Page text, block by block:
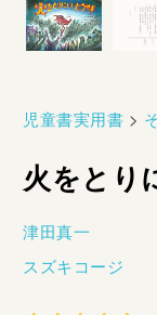
児童書実用書 >
火をとり
津田真一
スズキコージ